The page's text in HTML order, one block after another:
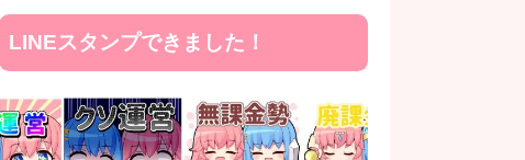
LINEスタンプできました！